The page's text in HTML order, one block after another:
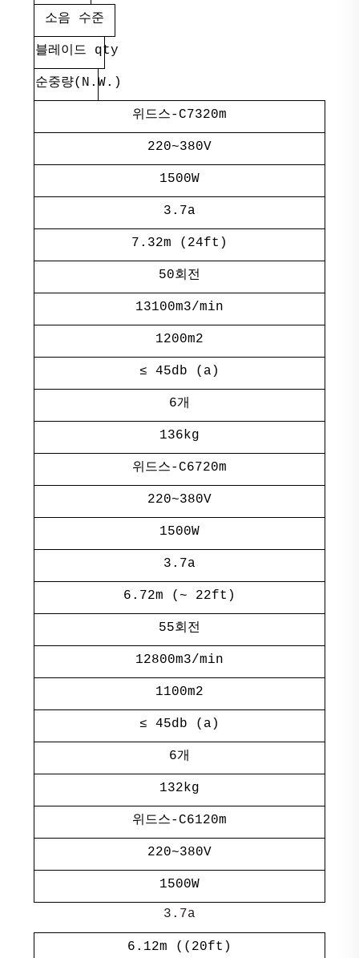
소음 수준
블레이드 qty
순중량(N.W.)
위드스-C7320m
220~380V
1500W
3.7a
7.32m (24ft)
50회전
13100m3/min
1200m2
≤ 45db (a)
6개
136kg
위드스-C6720m
220~380V
1500W
3.7a
6.72m (~ 22ft)
55회전
12800m3/min
1100m2
≤ 45db (a)
6개
132kg
위드스-C6120m
220~380V
1500W
3.7a
6.12m ((20ft)